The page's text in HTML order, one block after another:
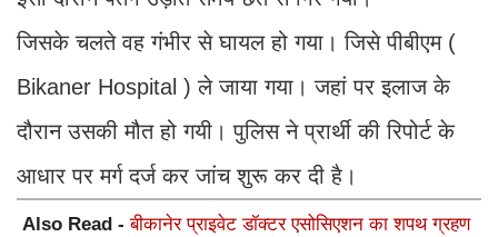
जिसके चलते वह गंभीर से घायल हो गया। जिसे पीबीएम (
Bikaner Hospital ) ले जाया गया। जहां पर इलाज के
दौरान उसकी मौत हो गयी। पुलिस ने प्रार्थी की रिपोर्ट के
आधार पर मर्ग दर्ज कर जांच शुरू कर दी है।
Also Read -बीकानेर प्राइवेट डॉक्टर एसोसिएशन का शपथ ग्रहण